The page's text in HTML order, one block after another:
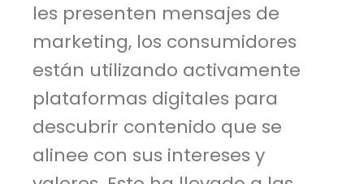
les presenten mensajes de
marketing, los consumidores
están utilizando activamente
plataformas digitales para
descubrir contenido que se
alinee con sus intereses y